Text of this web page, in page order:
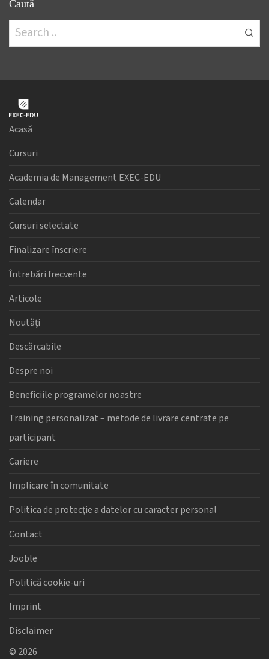
Caută
Acasă
Cursuri
Academia de Management EXEC-EDU
Calendar
Cursuri selectate
Finalizare înscriere
Întrebări frecvente
Articole
Noutăți
Descărcabile
Despre noi
Beneficiile programelor noastre
Training personalizat – metode de livrare centrate pe
participant
Cariere
Implicare în comunitate
Politica de protecție a datelor cu caracter personal
Contact
Jooble
Politică cookie-uri
Imprint
Disclaimer
© 2026